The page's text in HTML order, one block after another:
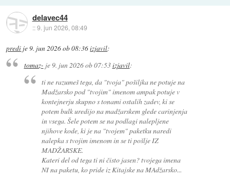
delavec44
::9. jun 2026, 08:49
predi je 9. jun 2026 ob 08:36izjavil:
tomaz- je9. jun 2026 ob 07:53izjavil:
ti ne razumeš tega, da "tvoja" pošiljka ne potuje na
Madžarsko pod "tvojim" imenom ampak potuje v
kontejnerju skupno s tonami ostalih zadev, ki se
potem bulk uredijo na madžarskem glede carinjenja
in vsega. Šele potem se na podlagi nalepljene
njihove kode, ki je na "tvojem" paketku naredi
nalepka s tvojim imenom in se ti pošlje IZ
MADŽARSKE.
Kateri del od tega ti ni čisto jasen? tvojega imena
NI na paketu, ko pride iz Kitajske na MAdžarsko...